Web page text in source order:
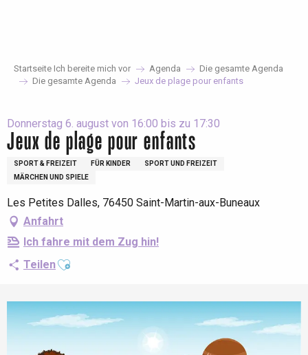
Startseite Ich bereite mich vor Agenda
Die gesamte Agenda
Die gesamte Agenda
Jeux de plage pour enfants
Donnerstag 6. august von 16:00 bis zu 17:30
Jeux de plage pour enfants
SPORT & FREIZEIT FÜR KINDER
SPORT UND FREIZEIT
MÄRCHEN UND SPIELE
Les Petites Dalles, 76450 Saint-Martin-aux-Buneaux
Anfahrt
Ich fahre mit dem Zug hin!
TeilenAjouter aux favoris